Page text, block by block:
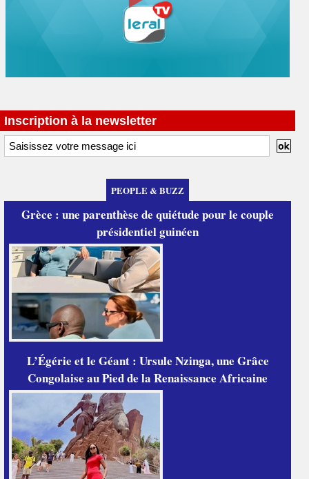
Inscription à la newsletter
PEOPLE & BUZZ
Grèce : une parenthèse de quiétude pour le couple
présidentiel guinéen
L’Égérie et le Géant : Ursule Nzinga, une Grâce
Congolaise au Pied de la Renaissance Africaine